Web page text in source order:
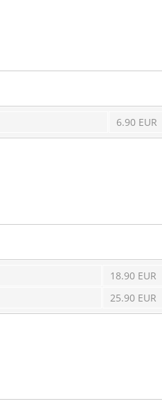
6.90 EUR
18.90 EUR
25.90 EUR